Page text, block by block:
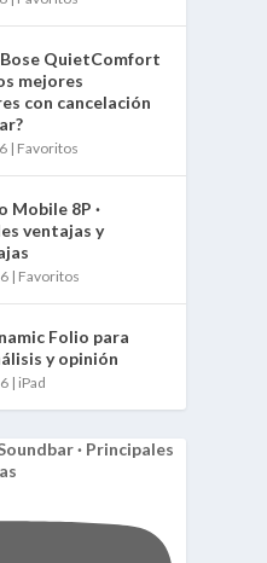
Bose QuietComfort
mejores
con cancelación
| Favoritos
Mobile 8P ·
ventajas y
| Favoritos
Folio para
y opinión
| iPad
· Principales